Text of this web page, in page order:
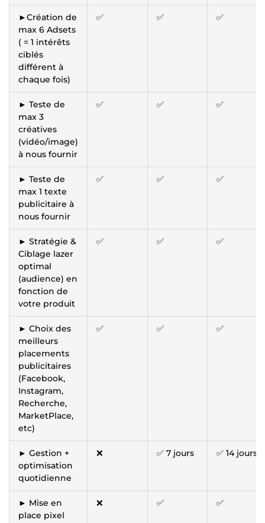
►Création de
max 6 Adsets
( = 1 intérêts
ciblés
différent à
chaque fois)
✅ ✅ ✅
► Teste de
max 3
créatives
(vidéo/image)
à nous fournir
✅ ✅ ✅
► Teste de
max 1 texte
publicitaire à
nous fournir
✅ ✅ ✅
► Stratégie &
Ciblage lazer
optimal
(audience) en
fonction de
votre produit
✅ ✅ ✅
► Choix des
meilleurs
placements
publicitaires
(Facebook,
Instagram,
Recherche,
MarketPlace,
etc)
✅ ✅ ✅
► Gestion +
optimisation
quotidienne
❌ ✅ 7 jours ✅ 14 jours
► Mise en
place pixel
❌ ✅ ✅